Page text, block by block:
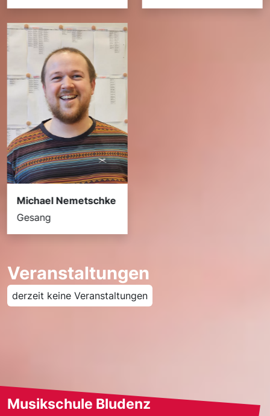
Michael Nemetschke
Gesang
Veranstaltungen
derzeit keine Veranstaltungen
Musikschule Bludenz